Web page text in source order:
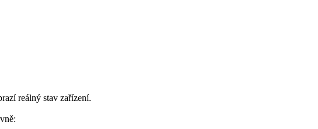
reálný stav zařízení.